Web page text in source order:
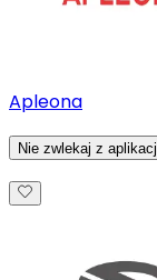
Apleona
Nie zwlekaj z